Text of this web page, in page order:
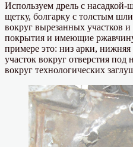
Используем дрель с
щетку, болгарку с толстым
вокруг вырезанных участков
покрытия и имеющие
примере это: низ арки, нижняя
участок вокруг отверстия под
вокруг технологических